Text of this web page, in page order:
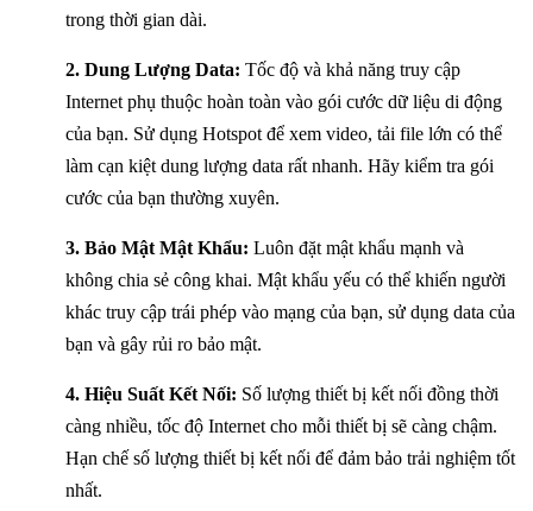
trong thời gian dài.
2. Dung Lượng Data: Tốc độ và khả năng truy cập
Internet phụ thuộc hoàn toàn vào gói cước dữ liệu di động
của bạn. Sử dụng Hotspot để xem video, tải file lớn có thể
làm cạn kiệt dung lượng data rất nhanh. Hãy kiểm tra gói
cước của bạn thường xuyên.
3. Bảo Mật Mật Khẩu: Luôn đặt mật khẩu mạnh và
không chia sẻ công khai. Mật khẩu yếu có thể khiến người
khác truy cập trái phép vào mạng của bạn, sử dụng data của
bạn và gây rủi ro bảo mật.
4. Hiệu Suất Kết Nối: Số lượng thiết bị kết nối đồng thời
càng nhiều, tốc độ Internet cho mỗi thiết bị sẽ càng chậm.
Hạn chế số lượng thiết bị kết nối để đảm bảo trải nghiệm tốt
nhất.